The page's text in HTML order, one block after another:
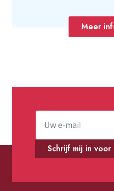
Meer
Schrijf mij in